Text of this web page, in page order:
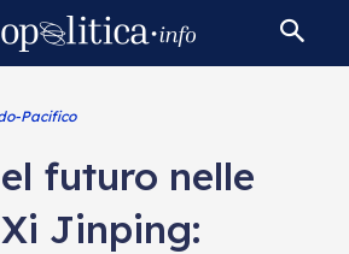
Pacifico
futuro nelle
Jinping: